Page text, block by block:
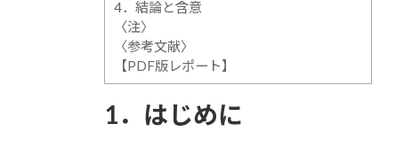
4．結論と含意
〈注〉
〈参考文献〉
【PDF版レポート】
1．はじめに